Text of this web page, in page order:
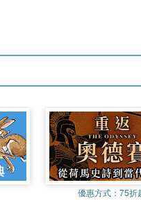
優惠方式：75折